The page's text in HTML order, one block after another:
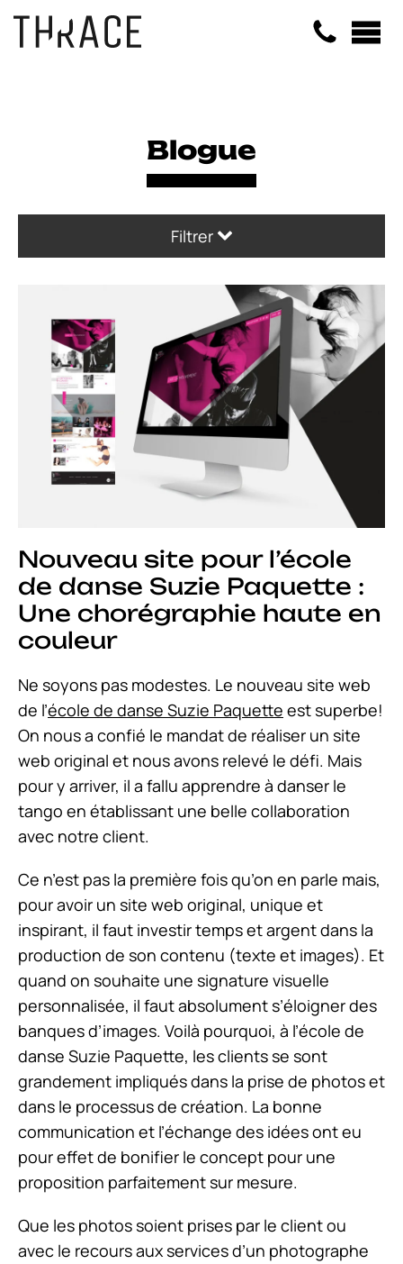
Blogue
Filtrer
Nouveau site pour l’école
de danse Suzie Paquette :
Une chorégraphie haute en
couleur
Ne soyons pas modestes. Le nouveau site web
de l’école de danse Suzie Paquette est superbe!
On nous a confié le mandat de réaliser un site
web original et nous avons relevé le défi. Mais
pour y arriver, il a fallu apprendre à danser le
tango en établissant une belle collaboration
avec notre client.
Ce n’est pas la première fois qu’on en parle mais,
pour avoir un site web original, unique et
inspirant, il faut investir temps et argent dans la
production de son contenu (texte et images). Et
quand on souhaite une signature visuelle
personnalisée, il faut absolument s’éloigner des
banques d’images. Voilà pourquoi, à l’école de
danse Suzie Paquette, les clients se sont
grandement impliqués dans la prise de photos et
dans le processus de création. La bonne
communication et l’échange des idées ont eu
pour effet de bonifier le concept pour une
proposition parfaitement sur mesure.
Que les photos soient prises par le client ou
avec le recours aux services d’un photographe